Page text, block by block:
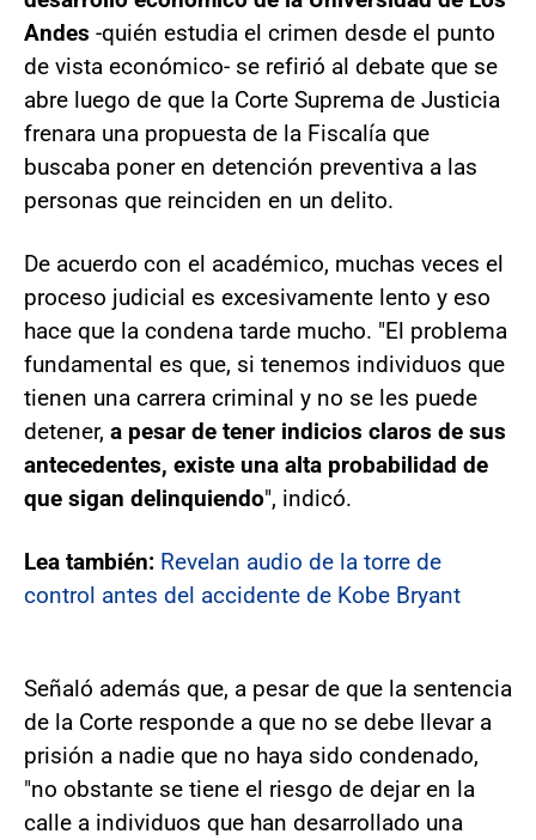
Andes -quién estudia el crimen desde el punto
de vista económico- se refirió al debate que se
abre luego de que la Corte Suprema de Justicia
frenara una propuesta de la Fiscalía que
buscaba poner en detención preventiva a las
personas que reinciden en un delito.
De acuerdo con el académico, muchas veces el
proceso judicial es excesivamente lento y eso
hace que la condena tarde mucho. "El problema
fundamental es que, si tenemos individuos que
tienen una carrera criminal y no se les puede
detener, a pesar de tener indicios claros de sus
antecedentes, existe una alta probabilidad de
que sigan delinquiendo", indicó.
Lea también: Revelan audio de la torre de
control antes del accidente de Kobe Bryant
Señaló además que, a pesar de que la sentencia
de la Corte responde a que no se debe llevar a
prisión a nadie que no haya sido condenado,
"no obstante se tiene el riesgo de dejar en la
calle a individuos que han desarrollado una